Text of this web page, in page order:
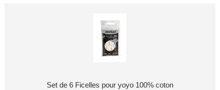
Set de 6 Ficelles pour yoyo 100% coton